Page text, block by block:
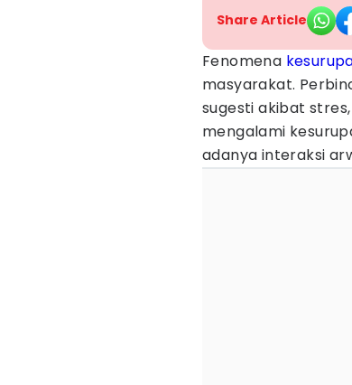
Share Article
Fenomena
masyarakat.
sugesti akibat
mengalami
adanya interaksi